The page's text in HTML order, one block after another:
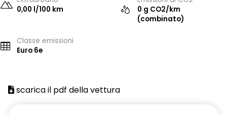
0,00 l/100 km
0 g CO2/km
(combinato)
Classe emissioni
Euro 6e
scarica il pdf della vettura